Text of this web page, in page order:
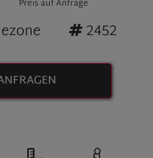
Preis auf Anfrage
2452